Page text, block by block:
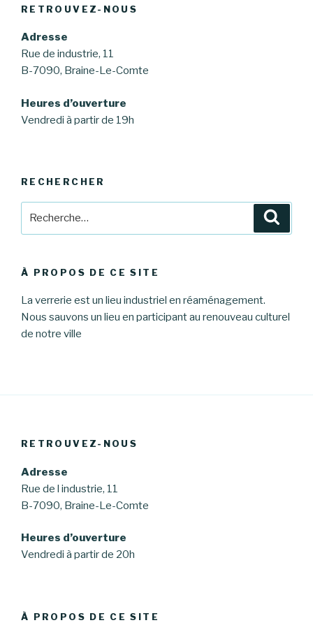
RETROUVEZ-NOUS
Adresse
Rue de industrie, 11
B-7090, Braine-Le-Comte
Heures d’ouverture
Vendredi à partir de 19h
RECHERCHER
À PROPOS DE CE SITE
La verrerie est un lieu industriel en réaménagement.
Nous sauvons un lieu en participant au renouveau culturel
de notre ville
RETROUVEZ-NOUS
Adresse
Rue de l industrie, 11
B-7090, Braine-Le-Comte
Heures d’ouverture
Vendredi à partir de 20h
À PROPOS DE CE SITE